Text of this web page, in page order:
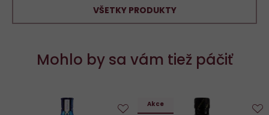
VŠETKY PRODUKTY
Mohlo by sa vám tiež páčiť
Akce